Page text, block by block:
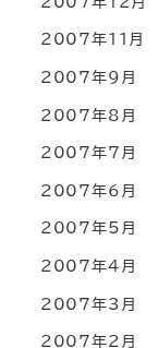
2007年11月
2007年9月
2007年8月
2007年7月
2007年6月
2007年5月
2007年4月
2007年3月
2007年2月